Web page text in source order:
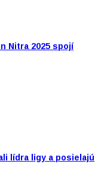
Nitra 2025 spojí
lídra ligy a posielajú